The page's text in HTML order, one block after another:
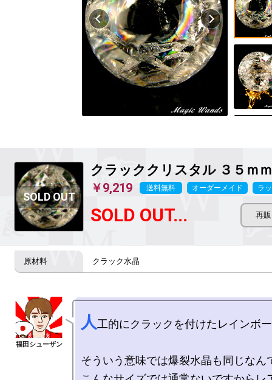
クラッククリスタル ３５ｍ
￥9,219 送料無料 オーダーメイド ラ
SOLD OUT...
クラック水晶
人工的にクラックを付けたレインボ
そういう意味では爆裂水晶も同じなん